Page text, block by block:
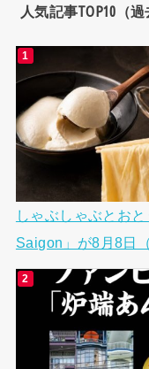
人気記事TOP10（過
しゃぶしゃぶとお
Saigon」が8月8日